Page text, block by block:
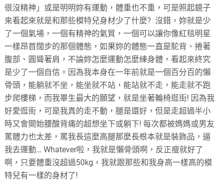
很沒精神」或是明明妳有運動，體重也不重，可是照起鏡子
來看起來就是和那些模特兒身材少了什麼? 沒錯，妳就是少
了一個氣場，一個有精神的氣質，一個可以讓你像紅毯明星
一樣昂首闊步的那個體態，如果妳的體態一直是駝背、捲著
腹部、圓聳著肩，不論妳怎麼運動怎麼練身體，看起來終究
是少了一個自信。 因為我本身在一年前就是一個百分百的懶
骨頭，能躺就不坐，能坐就不站，能站就不走，能走就不跑
步爬樓梯，而我畢生最大的願望，就是坐著輪椅逛街! 因為我
好愛逛街，可是我真的走不動，腿是還好，但是走超過半小
時又會開始腰酸背痛的超想坐下或躺下! 每次都被媽媽或男友
罵體力也太差，罵我長這麼高腿那麼長根本就是裝飾品，逼
我去運動… Whatever啦，我就是懶骨頭啊，反正瘦就好了
啊，只要體重沒超過50kg，我就跟那些和我身高一樣高的模
特兒有一樣的身材了!